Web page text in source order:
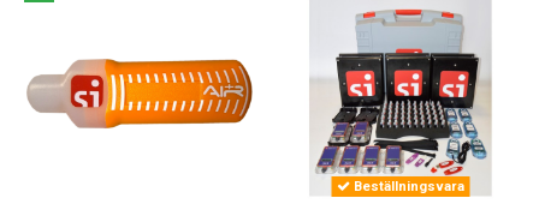
Beställningsvara